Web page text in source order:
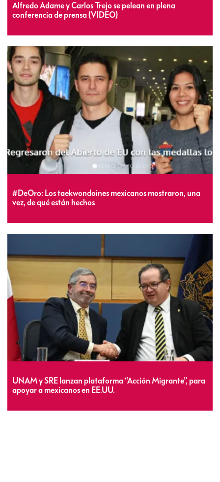
Alfredo Adame y Carlos Trejo se pelean en plena
conferencia de prensa (VIDEO)
#DeOro: Los taekwondoines mexicanos mostraron, una
vez, de qué están hechos
UNAM y SRE lanzan plataforma “Acción Migrante”, para
apoyar a mexicanos en EE.UU.